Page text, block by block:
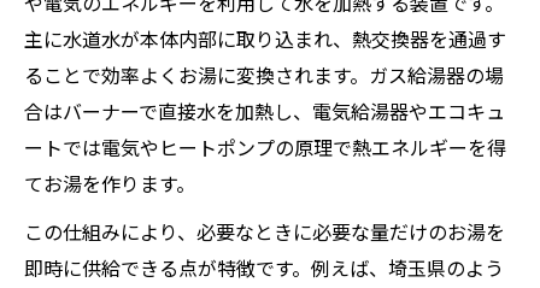
主に水道水が本体内部に取り込まれ、熱交換器を通過す
ることで効率よくお湯に変換されます。ガス給湯器の場
合はバーナーで直接水を加熱し、電気給湯器やエコキュ
ートでは電気やヒートポンプの原理で熱エネルギーを得
てお湯を作ります。
この仕組みにより、必要なときに必要な量だけのお湯を
即時に供給できる点が特徴です。例えば、埼玉県のよう